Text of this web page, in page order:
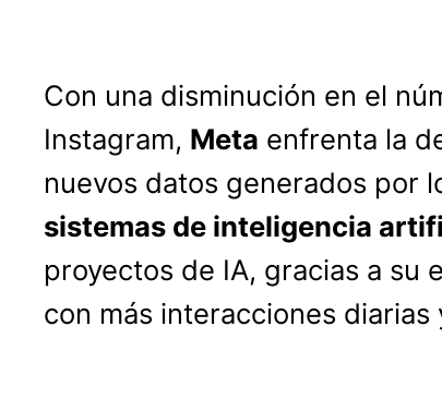
Con una disminución en el
Instagram, Meta enfrenta la
nuevos datos generados por
sistemas de inteligencia
proyectos de IA, gracias a su
con más interacciones